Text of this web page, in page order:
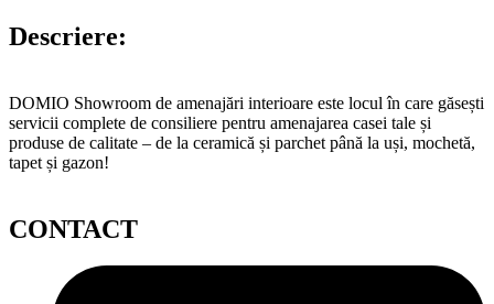
Descriere:
DOMIO Showroom de amenajări interioare este locul în care găsești
servicii complete de consiliere pentru amenajarea casei tale și
produse de calitate – de la ceramică și parchet până la uși, mochetă,
tapet și gazon!
CONTACT